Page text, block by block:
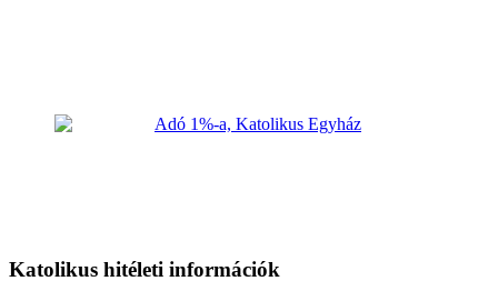
Katolikus hitéleti információk